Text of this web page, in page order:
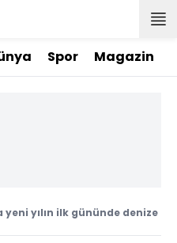
Spor Magazin
yılın ilk gününde denize